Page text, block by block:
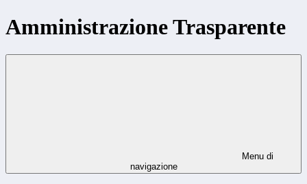
Amministrazione Trasparente
Menu di
navigazione